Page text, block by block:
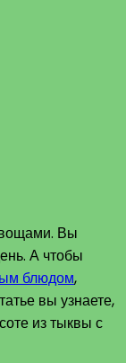
Вы
А чтобы
блюдом,
вы узнаете,
из тыквы с